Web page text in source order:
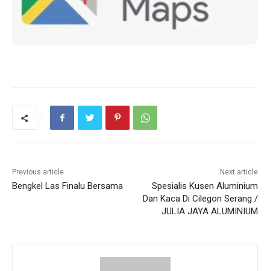
Previous article
Bengkel Las Finalu Bersama
Next article
Spesialis Kusen Aluminium
Dan Kaca Di Cilegon Serang /
JULIA JAYA ALUMINIUM